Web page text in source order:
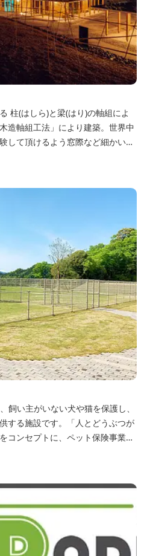
よ
造軸組工法」により建築。世界中
して頂けるよう窓際など細かいデ
ら成る旅籠棟では各棟1階に入居
洗練された世界観を各客室でお楽
飼い主がいない犬や猫を保護し、
する施設です。「人とどうぶつが
コンセプトに、ペット保険事業を
す。また、本施設では、飼い主様
一時的にお預かりするペットホテ